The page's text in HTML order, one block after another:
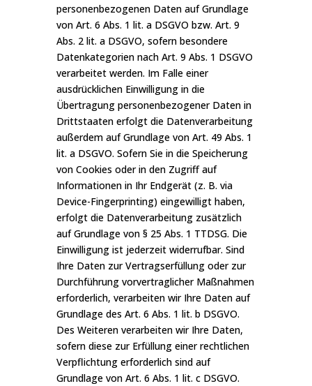
personenbezogenen Daten auf Grundlage
von Art. 6 Abs. 1 lit. a DSGVO bzw. Art. 9
Abs. 2 lit. a DSGVO, sofern besondere
Datenkategorien nach Art. 9 Abs. 1 DSGVO
verarbeitet werden. Im Falle einer
ausdrücklichen Einwilligung in die
Übertragung personenbezogener Daten in
Drittstaaten erfolgt die Datenverarbeitung
außerdem auf Grundlage von Art. 49 Abs. 1
lit. a DSGVO. Sofern Sie in die Speicherung
von Cookies oder in den Zugriff auf
Informationen in Ihr Endgerät (z. B. via
Device-Fingerprinting) eingewilligt haben,
erfolgt die Datenverarbeitung zusätzlich
auf Grundlage von § 25 Abs. 1 TTDSG. Die
Einwilligung ist jederzeit widerrufbar. Sind
Ihre Daten zur Vertragserfüllung oder zur
Durchführung vorvertraglicher Maßnahmen
erforderlich, verarbeiten wir Ihre Daten auf
Grundlage des Art. 6 Abs. 1 lit. b DSGVO.
Des Weiteren verarbeiten wir Ihre Daten,
sofern diese zur Erfüllung einer rechtlichen
Verpflichtung erforderlich sind auf
Grundlage von Art. 6 Abs. 1 lit. c DSGVO.